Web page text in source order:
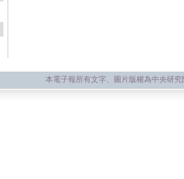
本電子報所有文字、圖片版權為中央研